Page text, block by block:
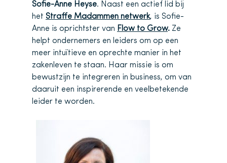
Sofie-Anne Heyse. Naast een actief lid bij
het Straffe Madammen netwerk, is Sofie-
Anne is oprichtster van Flow to Grow. Ze
helpt ondernemers en leiders om op een
meer intuïtieve en oprechte manier in het
zakenleven te staan. Haar missie is om
bewustzijn te integreren in business, om van
daaruit een inspirerende en veelbetekende
leider te worden.